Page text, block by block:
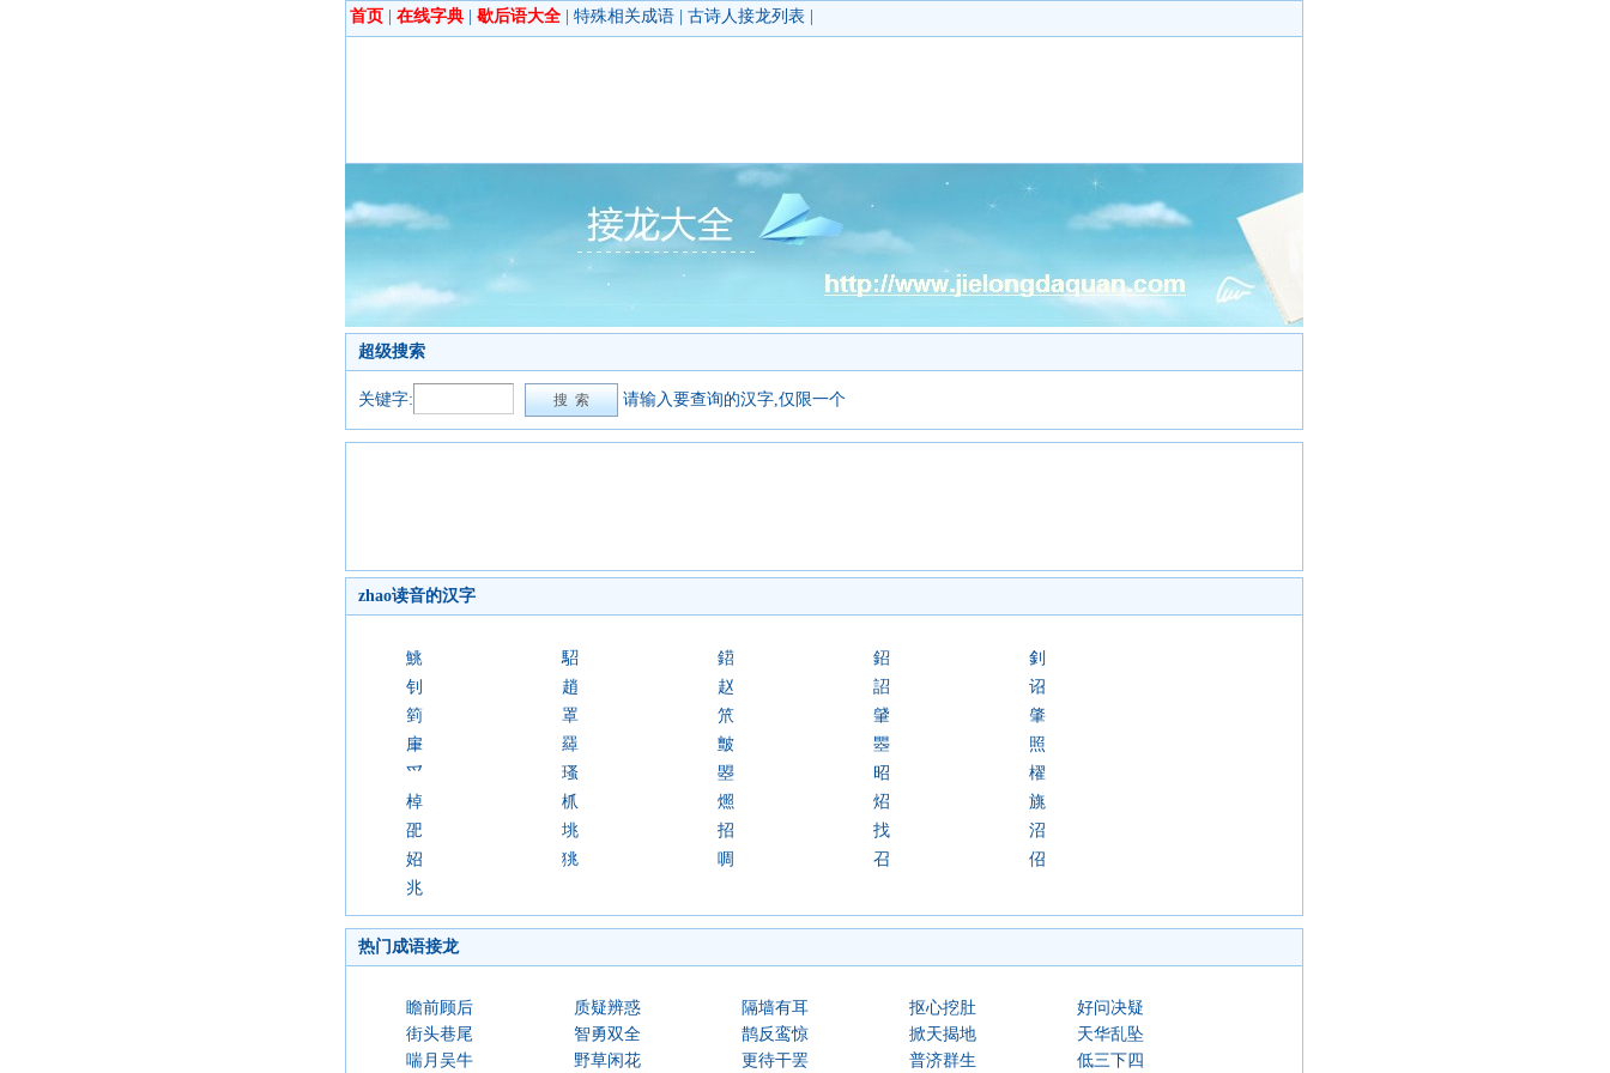
首页 在线字典 歇后语大全 特殊相关成语 古诗人接龙列表
超级搜索
关键字: 请输入要查询的汉字,仅限一个
zhao读音的汉字
鮡 駋 鍣 鉊
釗
钊
趙 赵 詔
诏
箌
罩 笊 肈
肇
肁
羄 皽 瞾
照
爫
瑵 曌 昭
櫂
棹
枛 燳 炤
旐
巶
垗 招 找
沼
妱
狣 啁 召
佋
兆
热门成语接龙
瞻前顾后 质疑辨惑 隔墙有耳 抠心挖肚
好问决疑
街头巷尾
智勇双全 鹊反鸾惊 掀天揭地
天华乱坠
喘月吴牛
野草闲花 更待干罢 普济群生 低三下四